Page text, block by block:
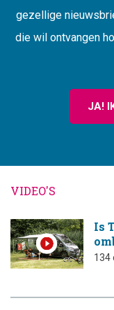
gezellige
die wil ontvangen
JA!
VIDEO'S
Is
134